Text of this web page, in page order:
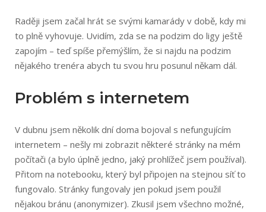
Raději jsem začal hrát se svými kamarády v době, kdy mi
to plně vyhovuje. Uvidím, zda se na podzim do ligy ještě
zapojím – teď spíše přemýšlím, že si najdu na podzim
nějakého trenéra abych tu svou hru posunul někam dál.
Problém s internetem
V dubnu jsem několik dní doma bojoval s nefungujícím
internetem – nešly mi zobrazit některé stránky na mém
počítači (a bylo úplně jedno, jaký prohlížeč jsem používal).
Přitom na notebooku, který byl připojen na stejnou síť to
fungovalo. Stránky fungovaly jen pokud jsem použil
nějakou bránu (anonymizer). Zkusil jsem všechno možné,